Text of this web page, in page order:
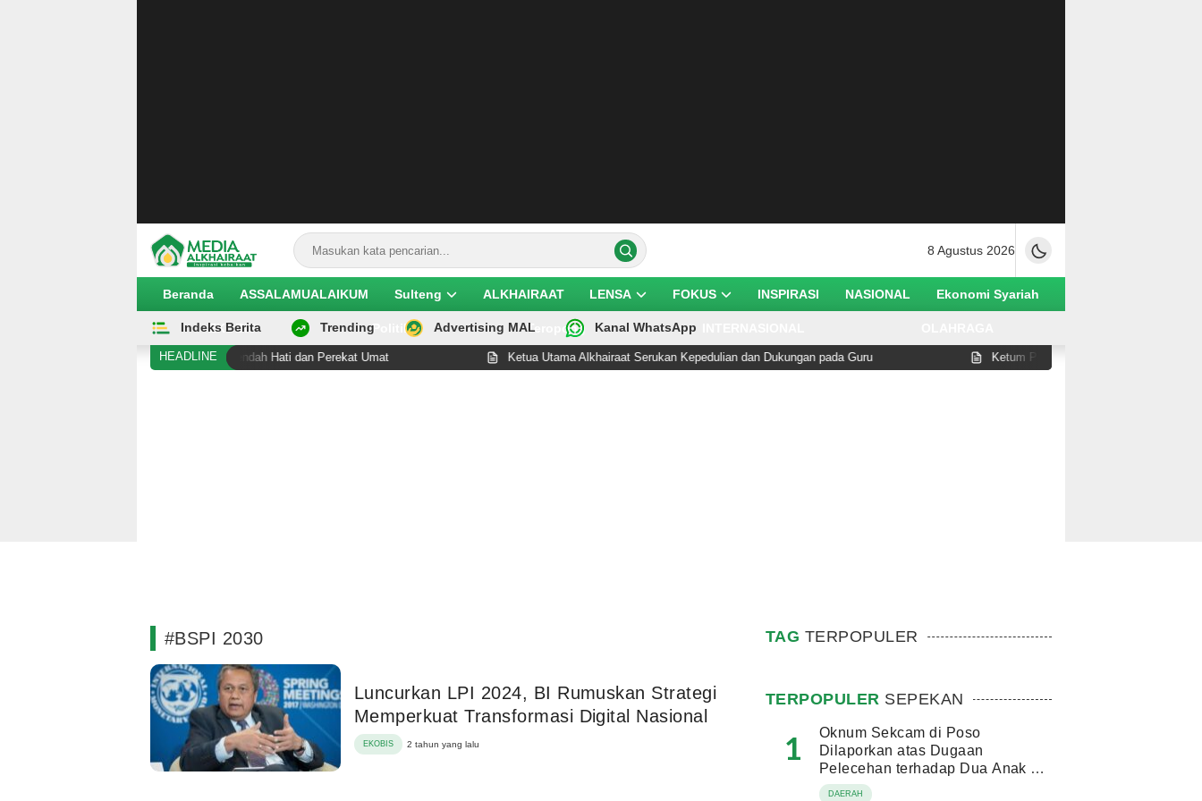
Media Alkhairaat
Inspirasi Kebaikan
8 Agustus 2026
Beranda ASSALAMUALAIKUM Sulteng ALKHAIRAAT LENSA FOKUS INSPIRASI NASIONAL Ekonomi Syariah
EKOBIS Politik Teropong
Indeks Berita Trending Advertising MAL Kanal WhatsApp
HEADLINE
Habib Saggaf sebagai Ulama yang Rendah Hati dan Perekat Umat Ketua Utama Alkhairaat Serukan Kepedulian dan Dukungan pada Guru Ketum PB Alkhairaat Ajak Jadikan Haul
#BSPI 2030
Luncurkan LPI 2024, BI Rumuskan Strategi
Memperkuat Transformasi Digital Nasional
EKOBIS 2 tahun yang lalu
TAG TERPOPULER
TERPOPULER SEPEKAN
1
Oknum Sekcam di Poso
Dilaporkan atas Dugaan
Pelecehan terhadap Dua Anak di
Bawah Umur
DAERAH